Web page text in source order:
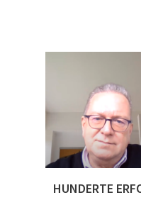
HUNDERTE